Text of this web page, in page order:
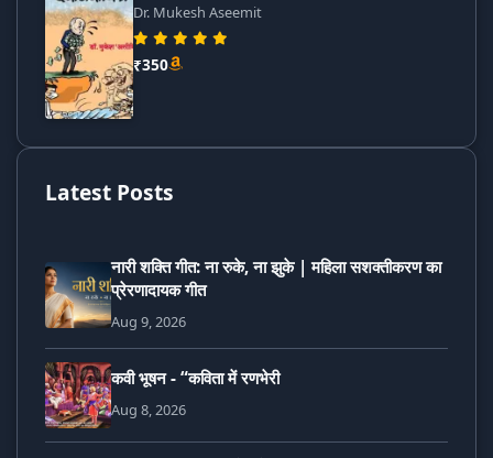
Dr. Mukesh Aseemit
₹350
Latest Posts
नारी शक्ति गीत: ना रुके, ना झुके | महिला सशक्तीकरण का
प्रेरणादायक गीत
Aug 9, 2026
कवी भूषन - “कविता में रणभेरी
Aug 8, 2026